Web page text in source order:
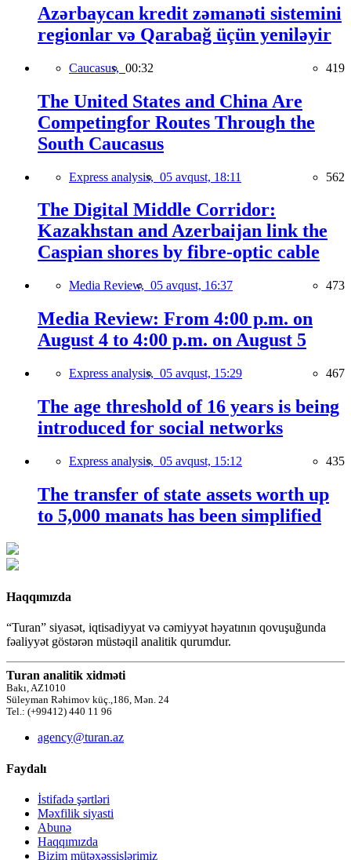
Azərbaycan kredit zəmanəti sistemini
regionlar və Qarabağ üçün yeniləyir
Caucasus, 00:32 419
The United States and China Are
Competingfor Routes Through the
South Caucasus
Express analysis, 05 avqust, 18:11 562
The Digital Middle Corridor:
Kazakhstan and Azerbaijan link the
Caspian shores by fibre-optic cable
Media Review, 05 avqust, 16:37 473
Media Review: From 4:00 p.m. on
August 4 to 4:00 p.m. on August 5
Express analysis, 05 avqust, 15:29 467
The age threshold of 16 years is being
introduced for social networks
Express analysis, 05 avqust, 15:12 435
The transfer of state assets worth up
to 5,000 manats has been simplified
Haqqımızda
“Turan” siyasət, iqtisadiyyat və cəmiyyət həyatının qovuşuğunda
fəaliyyət göstərən müstəqil analitik qurumdur.
Turan analitik xidməti
Bakı, AZ1010
Süleyman Rəhimov küç.,186, Mən. 24
Tel.: (+99412) 440 11 96
agency@turan.az
Faydalı
İstifadə şərtləri
Məxfilik siyasti
Abunə
Haqqımızda
Bizim mütəxəssislərimiz